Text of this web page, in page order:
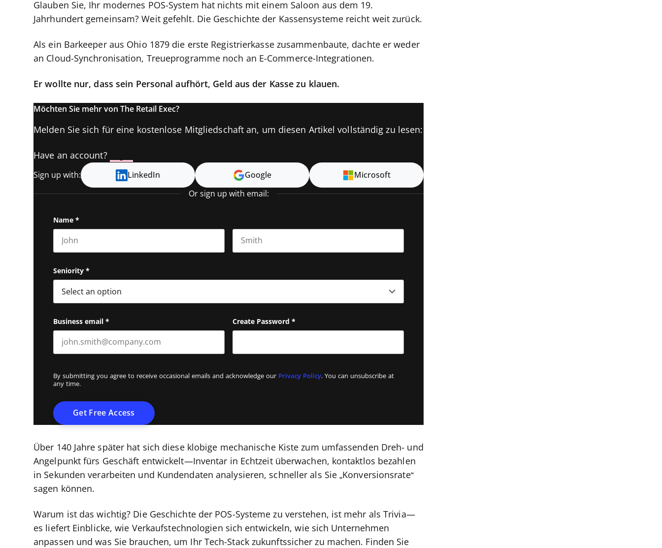
Glauben Sie, Ihr modernes POS-System hat nichts mit einem Saloon aus dem 19.
Jahrhundert gemeinsam? Weit gefehlt. Die Geschichte der Kassensysteme reicht weit zurück.
Als ein Barkeeper aus Ohio 1879 die erste Registrierkasse zusammenbaute, dachte er weder
an Cloud-Synchronisation, Treueprogramme noch an E-Commerce-Integrationen.
Er wollte nur, dass sein Personal aufhört, Geld aus der Kasse zu klauen.
Möchten Sie mehr von The Retail Exec?
Melden Sie sich für eine kostenlose Mitgliedschaft an, um diesen Artikel vollständig zu lesen:
Have an account?
Sign up with: LinkedIn Google Microsoft
Or sign up with email:
Name *
Seniority *
Business email * Create Password *
By submitting you agree to receive occasional emails and acknowledge our Privacy Policy. You can unsubscribe at
any time.
Über 140 Jahre später hat sich diese klobige mechanische Kiste zum umfassenden Dreh- und
Angelpunkt fürs Geschäft entwickelt—Inventar in Echtzeit überwachen, kontaktlos bezahlen
in Sekunden verarbeiten und Kundendaten analysieren, schneller als Sie „Konversionsrate“
sagen können.
Warum ist das wichtig? Die Geschichte der POS-Systeme zu verstehen, ist mehr als Trivia—
es liefert Einblicke, wie Verkaufstechnologien sich entwickeln, wie sich Unternehmen
anpassen und was Sie brauchen, um Ihr Tech-Stack zukunftssicher zu machen. Finden Sie